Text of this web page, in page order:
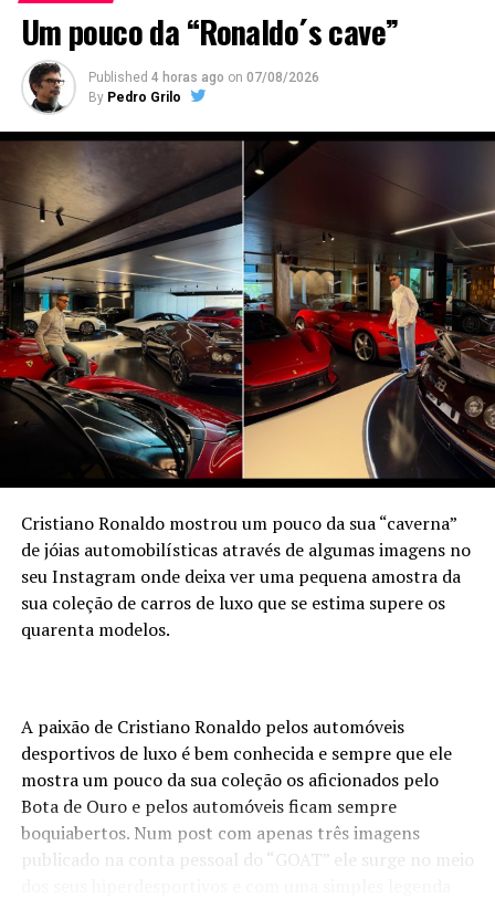
Um pouco da “Ronaldo´s cave”
Published 4 horas ago on 07/08/2026
By Pedro Grilo
Cristiano Ronaldo mostrou um pouco da sua “caverna”
de jóias automobilísticas através de algumas imagens no
seu Instagram onde deixa ver uma pequena amostra da
sua coleção de carros de luxo que se estima supere os
quarenta modelos.
A paixão de Cristiano Ronaldo pelos automóveis
desportivos de luxo é bem conhecida e sempre que ele
mostra um pouco da sua coleção os aficionados pelo
Bota de Ouro e pelos automóveis ficam sempre
boquiabertos. Num post com apenas três imagens
publicado na conta pessoal do “GOAT” ele surge no meio